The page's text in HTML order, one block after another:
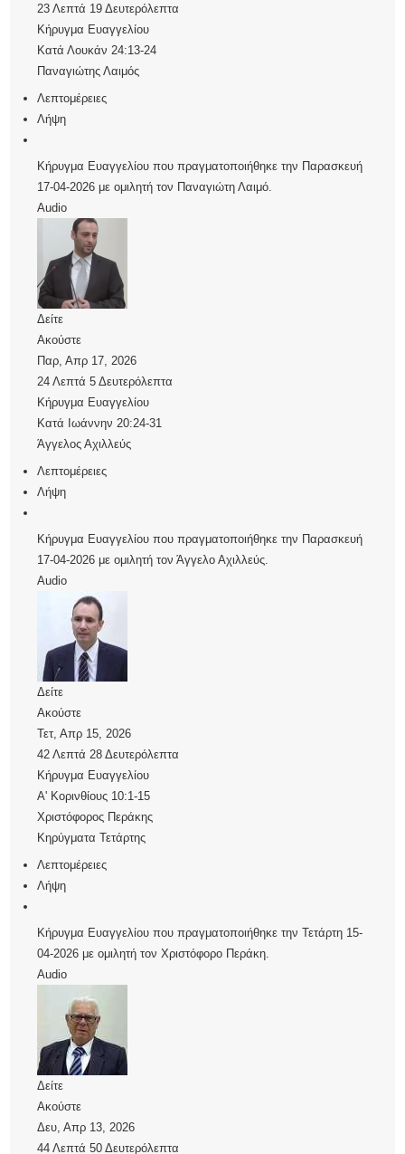
23 Λεπτά 19 Δευτερόλεπτα
Κήρυγμα Ευαγγελίου
Κατά Λουκάν 24:13-24
Παναγιώτης Λαιμός
Λεπτομέρειες
Λήψη
Κήρυγμα Ευαγγελίου που πραγματοποιήθηκε την Παρασκευή
17-04-2026 με ομιλητή τον Παναγιώτη Λαιμό.
Audio
Δείτε
Ακούστε
Παρ, Απρ 17, 2026
24 Λεπτά 5 Δευτερόλεπτα
Κήρυγμα Ευαγγελίου
Κατά Ιωάννην 20:24-31
Άγγελος Αχιλλεύς
Λεπτομέρειες
Λήψη
Κήρυγμα Ευαγγελίου που πραγματοποιήθηκε την Παρασκευή
17-04-2026 με ομιλητή τον Άγγελο Αχιλλεύς.
Audio
Δείτε
Ακούστε
Τετ, Απρ 15, 2026
42 Λεπτά 28 Δευτερόλεπτα
Κήρυγμα Ευαγγελίου
Α' Κορινθίους 10:1-15
Χριστόφορος Περάκης
Κηρύγματα Τετάρτης
Λεπτομέρειες
Λήψη
Κήρυγμα Ευαγγελίου που πραγματοποιήθηκε την Τετάρτη 15-
04-2026 με ομιλητή τον Χριστόφορο Περάκη.
Audio
Δείτε
Ακούστε
Δευ, Απρ 13, 2026
44 Λεπτά 50 Δευτερόλεπτα